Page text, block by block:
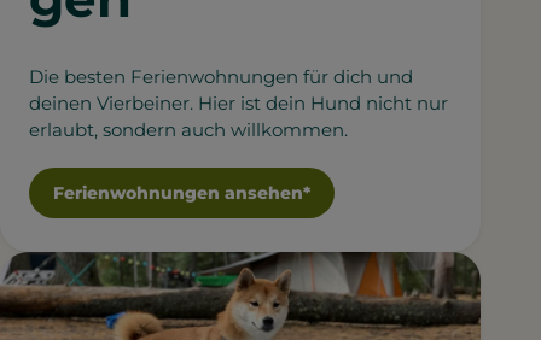
Die besten Ferienwohnungen für dich und
deinen Vierbeiner. Hier ist dein Hund nicht nur
erlaubt, sondern auch willkommen.
Ferienwohnungen ansehen*